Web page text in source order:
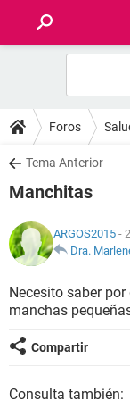
FOROS
SALUD
NUTRICIÓN
BIENESTAR
SEXUALIDAD
GLOSARIO
Foros
Tema Anterior
Manchitas
ARGOS2015 -
Dra.
Necesito saber
manchas
Compartir
Consulta también: